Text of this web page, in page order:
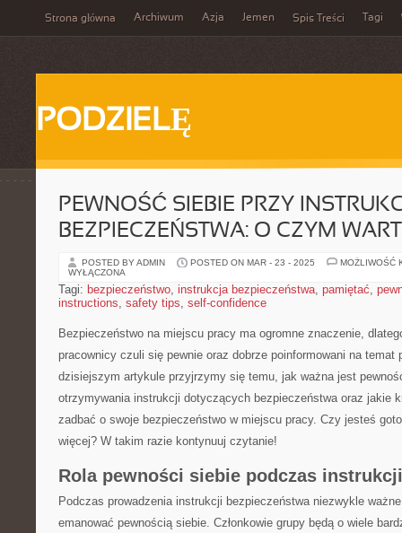
Strona główna Archiwum Azja Jemen Spis Treści Tagi
PODZIELĘ
PEWNOŚĆ SIEBIE PRZY
BEZPIECZEŃSTWA: O CZYM
POSTED BY ADMIN POSTED ON MAR - 23 - 2025
MOŻLIWOŚĆ
WYŁĄCZONA
Tagi: bezpieczeństwo, instrukcja bezpieczeństwa, pamiętać,
instructions, safety tips, self-confidence
Bezpieczeństwo na ⁢miejscu ​pracy ⁤ma ogromne znaczenie,
pracownicy czuli się pewnie oraz‌ dobrze poinformowani⁣ na temat
dzisiejszym artykule​ przyjrzymy się temu, jak ważna jest
otrzymywania instrukcji ​dotyczących bezpieczeństwa‌ oraz jakie
zadbać o swoje bezpieczeństwo w ​miejscu ‌pracy. Czy jesteś
więcej? W takim ⁣razie kontynuuj​ czytanie!
Rola pewności⁤ siebie podczas
Podczas prowadzenia instrukcji ⁣bezpieczeństwa niezwykle
emanować pewnością siebie. ⁢Członkowie grupy‍ będą o wiele